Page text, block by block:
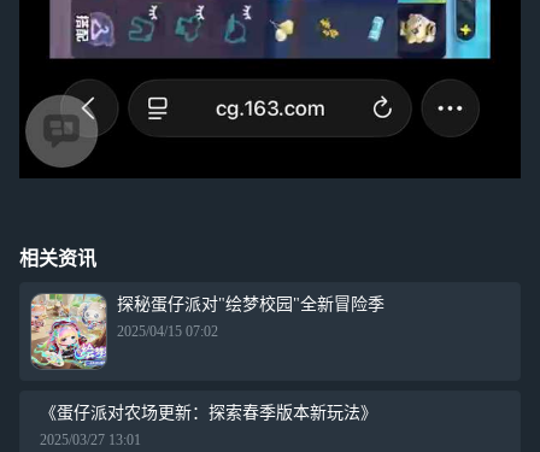
相关资讯
探秘蛋仔派对"绘梦校园"全新冒险季
2025/04/15 07:02
《蛋仔派对农场更新：探索春季版本新玩法》
2025/03/27 13:01